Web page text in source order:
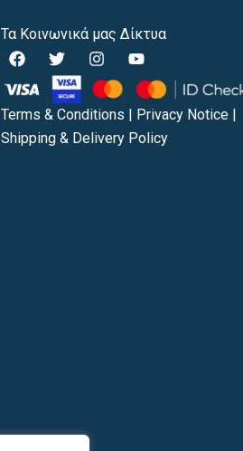
Τα Κοινωνικά μας Δίκτυα
F
a
c
e
b
o
o
T
w
i
t
t
e
r
I
n
s
t
a
g
r
Y
o
u
t
u
b
e
Terms & Conditions Privacy Notice
Shipping & Delivery Policy